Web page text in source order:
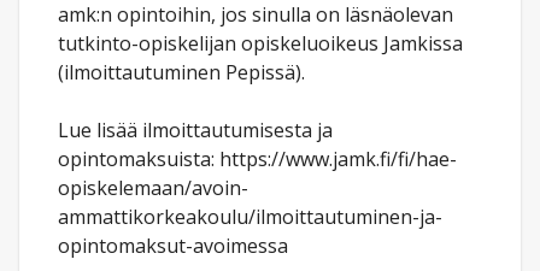
amk:n opintoihin, jos sinulla on läsnäolevan
tutkinto-opiskelijan opiskeluoikeus Jamkissa
(ilmoittautuminen Pepissä).
Lue lisää ilmoittautumisesta ja
opintomaksuista: https://www.jamk.fi/fi/hae-
opiskelemaan/avoin-
ammattikorkeakoulu/ilmoittautuminen-ja-
opintomaksut-avoimessa